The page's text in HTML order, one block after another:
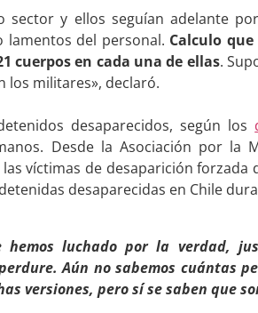
sector y ellos seguían adelante
del personal. Calculo
cuerpos en cada una de ellas.
los militares», declaró.
desaparecidos, según los
Desde la Asociación por la
las víctimas de desaparición forzada
desaparecidas en Chile
hemos luchado por la verdad,
Aún no sabemos cuántas
versiones, pero sí se saben que